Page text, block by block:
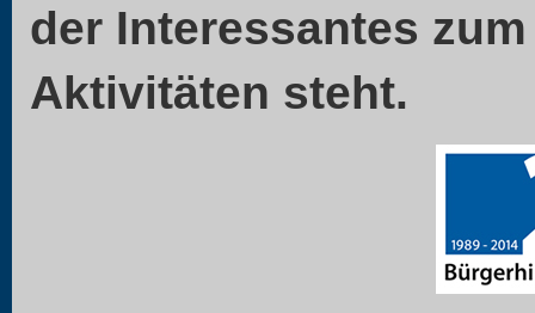
der Interessantes
Aktivitäten steht.